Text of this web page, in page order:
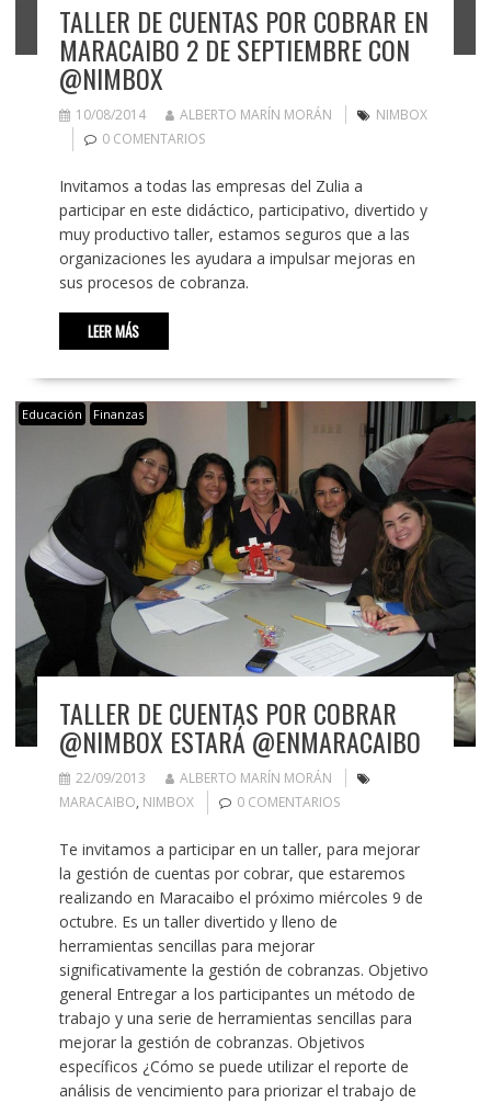
TALLER DE CUENTAS POR COBRAR EN
MARACAIBO 2 DE SEPTIEMBRE CON
@NIMBOX
10/08/2014 ALBERTO MARÍN MORÁN
NIMBOX
0 COMENTARIOS
Invitamos a todas las empresas del Zulia a
participar en este didáctico, participativo, divertido y
muy productivo taller, estamos seguros que a las
organizaciones les ayudara a impulsar mejoras en
sus procesos de cobranza.
LEER MÁS
Educación Finanzas
TALLER DE CUENTAS POR COBRAR
@NIMBOX ESTARÁ @ENMARACAIBO
22/09/2013
ALBERTO MARÍN MORÁN
MARACAIBO, NIMBOX 0 COMENTARIOS
Te invitamos a participar en un taller, para mejorar
la gestión de cuentas por cobrar, que estaremos
realizando en Maracaibo el próximo miércoles 9 de
octubre. Es un taller divertido y lleno de
herramientas sencillas para mejorar
significativamente la gestión de cobranzas. Objetivo
general Entregar a los participantes un método de
trabajo y una serie de herramientas sencillas para
mejorar la gestión de cobranzas. Objetivos
específicos ¿Cómo se puede utilizar el reporte de
análisis de vencimiento para priorizar el trabajo de